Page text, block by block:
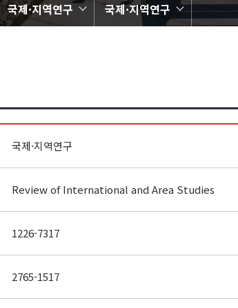
국제·지역연구 국제·지역연구
국제·지역연구
Review of International and Area Studies
1226-7317
2765-1517